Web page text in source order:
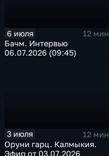
6 июля
12 мин
Бачм. Интервью
06.07.2026 (09:45)
3 июля
12 мин
Оруни гарц. Калмыкия.
Эфир от 03.07.2026